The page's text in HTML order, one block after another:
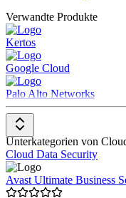
Zu dieser Kategorie
Cloud Data
Extended
Verwandte Produkte
Kertos
Google Cloud
Palo Alto Networks
Unterkategorien von
Cloud Data Security
Avast Ultimate Business